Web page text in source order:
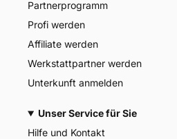
Partnerprogramm
Profi werden
Affiliate werden
Werkstattpartner werden
Unterkunft anmelden
Unser Service für Sie
Hilfe und Kontakt